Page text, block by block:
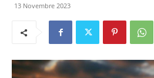
13 Novembre 2023